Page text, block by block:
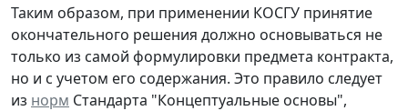
Таким образом, при применении КОСГУ принятие
окончательного решения должно основываться не
только из самой формулировки предмета контракта,
но и с учетом его содержания. Это правило следует
из норм Стандарта "Концептуальные основы",